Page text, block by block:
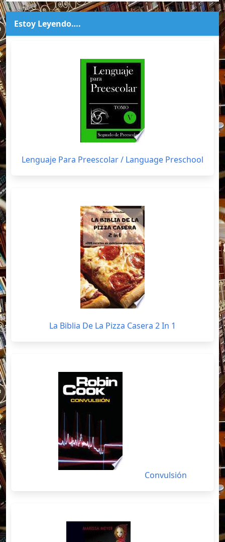
Estoy Leyendo….
Lenguaje Para Preescolar / Language Preschool
La Biblia De La Pizza Casera 2 In 1
Convulsión